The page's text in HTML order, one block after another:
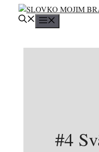
Preskočiť
#4